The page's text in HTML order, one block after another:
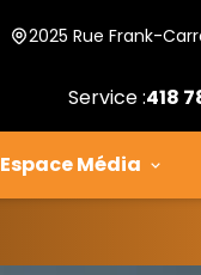
2025 Rue Frank-
Service :418
Espace Média